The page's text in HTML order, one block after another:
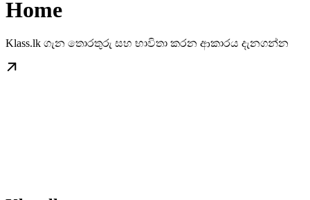
Home
Klass.lk ගැන තොරතුරු සහ භාවිතා කරන ආකාරය දැනගන්න